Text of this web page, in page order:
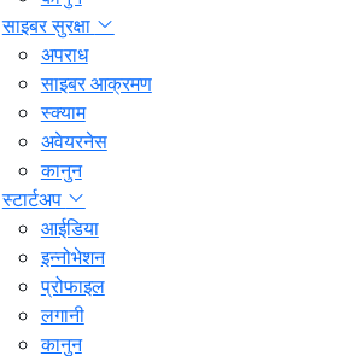
साइबर सुरक्षा
अपराध
साइबर आक्रमण
स्क्याम
अवेयरनेस
कानुन
स्टार्टअप
आईडिया
इन्नोभेशन
प्रोफाइल
लगानी
कानुन